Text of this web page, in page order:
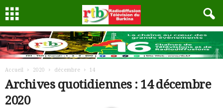
Accueil 2020 décembre 14
Archives quotidiennes : 14 décembre
2020